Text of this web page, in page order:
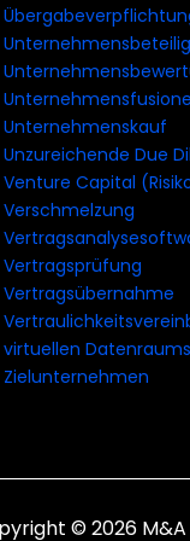
Unternehmenskauf
Unzureichende Due
Venture Capital
Verschmelzung
Vertragsprüfung
Vertragsübernahme
virtuellen
Zielunternehmen
© 2026